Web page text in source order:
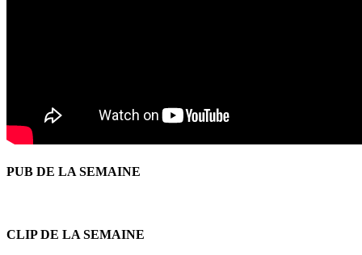
PUB DE LA SEMAINE
CLIP DE LA SEMAINE